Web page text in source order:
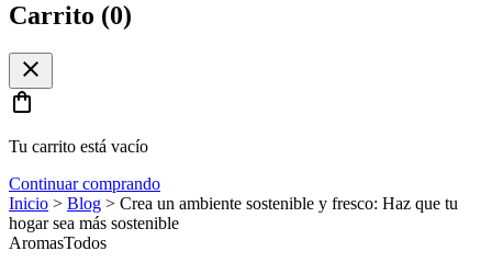
Carrito (0)
close
shopping_bag
Tu carrito está vacío
Continuar comprando
Inicio > Blog > Crea un ambiente sostenible y fresco: Haz que tu
hogar sea más sostenible
AromasTodos